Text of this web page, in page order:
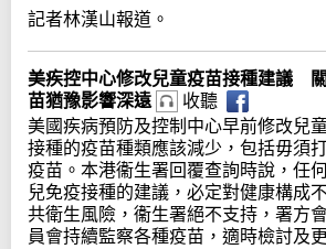
記者林漢山報道。
美疾控中心修改兒童疫苗接種建議
苗猶豫影響深遠
收聽
美國疾病預防及控制中心早前修改兒
接種的疫苗種類應該減少，包括毋須
疫苗。本港衞生署回覆查詢時說，任
兒免疫接種的建議，必定對健康構成
共衛生風險，衞生署絕不支持，署方
員會持續監察各種疫苗，適時檢討及